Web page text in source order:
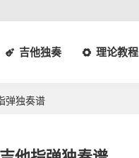
吉他独奏 理论教程
弹独奏谱